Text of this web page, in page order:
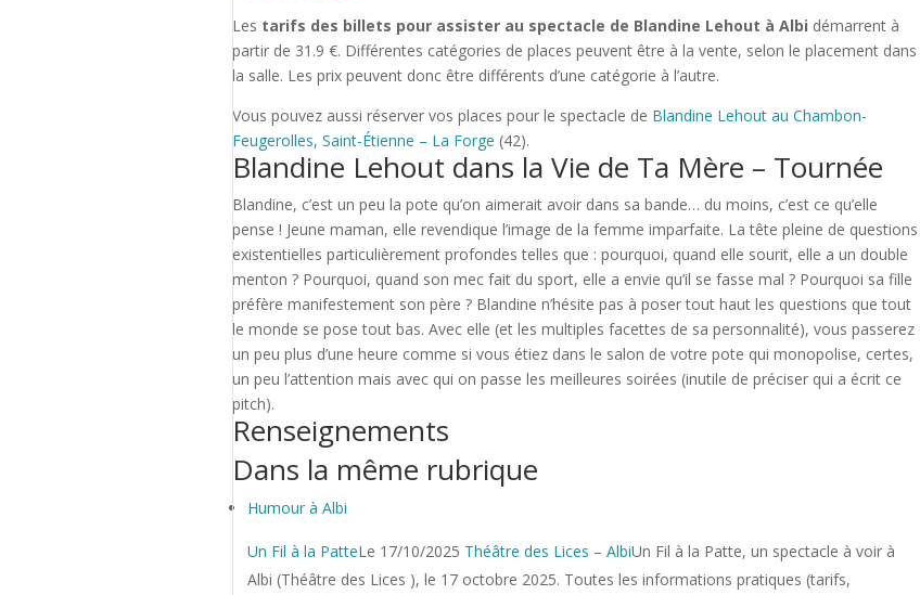
Les tarifs des billets pour assister au spectacle de Blandine Lehout à Albi démarrent à
partir de 31.9 €. Différentes catégories de places peuvent être à la vente, selon le placement dans
la salle. Les prix peuvent donc être différents d’une catégorie à l’autre.
Vous pouvez aussi réserver vos places pour le spectacle de Blandine Lehout au Chambon-
Feugerolles, Saint-Étienne – La Forge (42).
Blandine Lehout dans la Vie de Ta Mère – Tournée
Blandine, c’est un peu la pote qu’on aimerait avoir dans sa bande… du moins, c’est ce qu’elle
pense ! Jeune maman, elle revendique l’image de la femme imparfaite. La tête pleine de questions
existentielles particulièrement profondes telles que : pourquoi, quand elle sourit, elle a un double
menton ? Pourquoi, quand son mec fait du sport, elle a envie qu’il se fasse mal ? Pourquoi sa fille
préfère manifestement son père ? Blandine n’hésite pas à poser tout haut les questions que tout
le monde se pose tout bas. Avec elle (et les multiples facettes de sa personnalité), vous passerez
un peu plus d’une heure comme si vous étiez dans le salon de votre pote qui monopolise, certes,
un peu l’attention mais avec qui on passe les meilleures soirées (inutile de préciser qui a écrit ce
pitch).
Renseignements
Dans la même rubrique
Humour à Albi
Un Fil à la PatteLe 17/10/2025 Théâtre des Lices – AlbiUn Fil à la Patte, un spectacle à voir à
Albi (Théâtre des Lices ), le 17 octobre 2025. Toutes les informations pratiques (tarifs,